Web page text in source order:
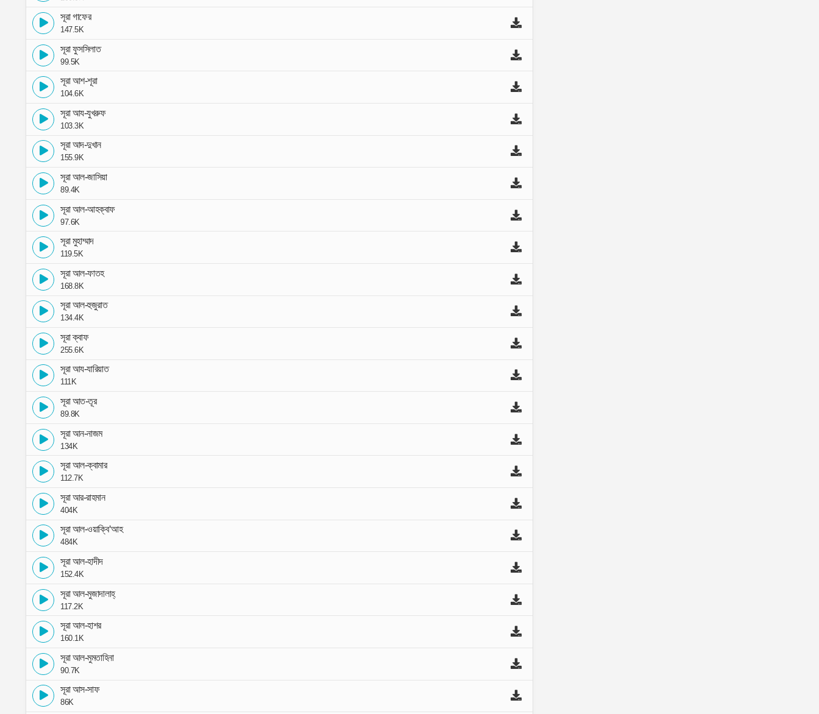
সূরা গাফের
147.5K
সূরা ফুসসিলাত
99.5K
সূরা আশ-শূরা
104.6K
সূরা আয-যুখরুফ
103.3K
সূরা আদ-দুখান
155.9K
সূরা আল-জাসিয়া
89.4K
সূরা আল-আহক্বাফ
97.6K
সূরা মুহাম্মাদ
119.5K
সূরা আল-ফাতহ
168.8K
সূরা আল-হুজুরাত
134.4K
সূরা ক্বাফ
255.6K
সূরা আয-যারিয়াত
111K
সূরা আত-তূর
89.8K
সূরা আন-নাজম
134K
সূরা আল-ক্বামার
112.7K
সূরা আর-রাহমান
404K
সূরা আল-ওয়াক্বি‘আহ
484K
সূরা আল-হাদীদ
152.4K
সূরা আল-মুজাদালাহ্
117.2K
সূরা আল-হাশর
160.1K
সূরা আল-মুমতাহিনা
90.7K
সূরা আস-সাফ
86K